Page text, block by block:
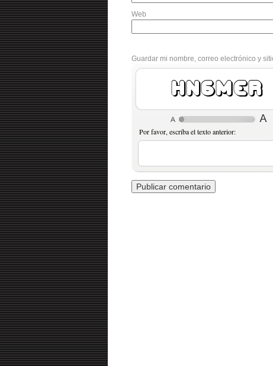
Web
Guardar mi nombre, correo electrónico y
T30Rmo
Por favor, escriba el texto anterior: